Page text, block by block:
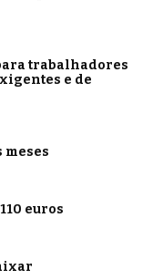
trabalhadores
e de
meses
euros